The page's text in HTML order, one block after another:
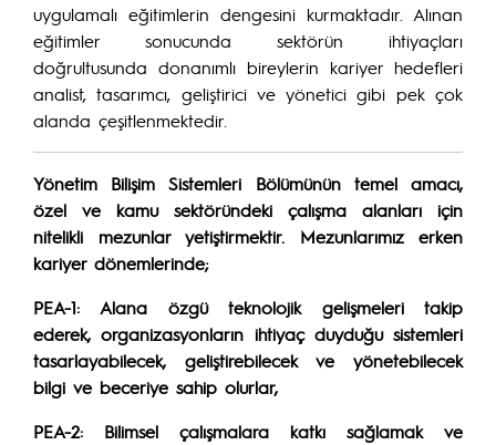
uygulamalı eğitimlerin dengesini kurmaktadır. Alınan
eğitimler sonucunda sektörün ihtiyaçları
doğrultusunda donanımlı bireylerin kariyer hedefleri
analist, tasarımcı, geliştirici ve yönetici gibi pek çok
alanda çeşitlenmektedir.
Yönetim Bilişim Sistemleri Bölümünün temel amacı,
özel ve kamu sektöründeki çalışma alanları için
nitelikli mezunlar yetiştirmektir. Mezunlarımız erken
kariyer dönemlerinde;
PEA-1: Alana özgü teknolojik gelişmeleri takip
ederek, organizasyonların ihtiyaç duyduğu sistemleri
tasarlayabilecek, geliştirebilecek ve yönetebilecek
bilgi ve beceriye sahip olurlar,
PEA-2: Bilimsel çalışmalara katkı sağlamak ve